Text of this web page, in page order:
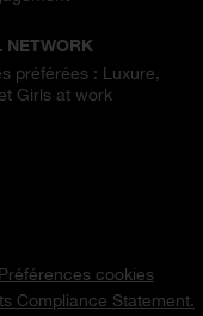
NETWORK
préférées : Luxure,
Girls at work
Préférences cookies
Compliance Statement.